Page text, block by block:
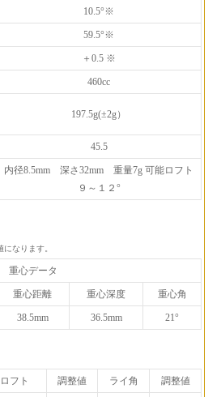
10.5°※
59.5°※
＋0.5 ※
460cc
197.5g(±2g）
45.5
内径8.5mm 深さ32mm 重量7g 可能ロフト
９～１２°
なります。
重心データ
重心距離 重心深度 重心角
38.5mm 36.5mm 21°
フト 調整値 ライ角 調整値